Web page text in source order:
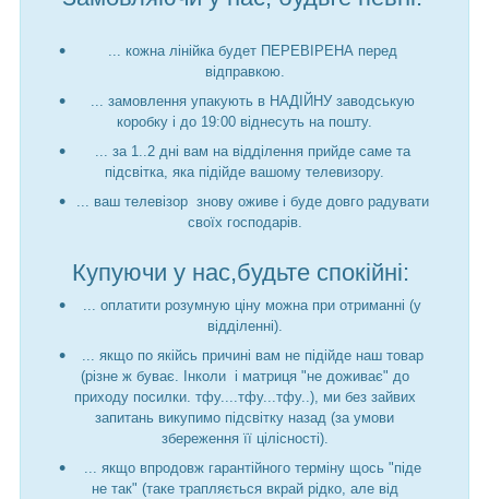
... кожна лінійка будет ПЕРЕВІРЕНА перед
відправкою.
... замовлення упакують в НАДІЙНУ заводськую
коробку і до 19:00 віднесуть на пошту.
... за 1..2 дні вам на відділення прийде саме та
підсвітка, яка підійде вашому телевизору.
... ваш телевізор знову оживе і буде довго радувати
своїх господарів.
Купуючи у нас,будьте спокійні:
... оплатити розумную ціну можна при отриманні (у
відділенні).
... якщо по якійсь причині вам не підійде наш товар
(різне ж буває. Інколи і матриця "не доживає" до
приходу посилки. тфу....тфу...тфу..), ми без зайвих
запитань викупимо підсвітку назад (за умови
збереження її цілісності).
... якщо впродовж гарантійного терміну щось "піде
не так" (таке трапляється вкрай рідко, але від